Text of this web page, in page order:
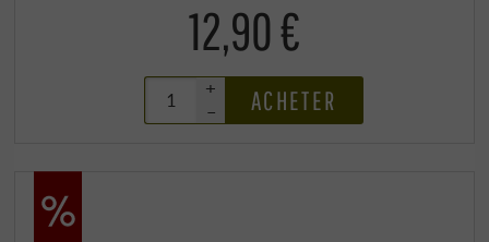
12,90 €
+
–
ACHETER